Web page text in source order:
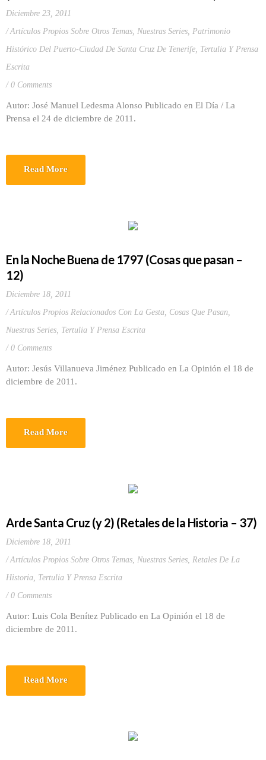
Diciembre 23, 2011
Artículos Propios Sobre Otros Temas, Nuestras Series, Patrimonio
Histórico Del Puerto-Ciudad De Santa Cruz De Tenerife, Tertulia Y Prensa
Escrita
0 Comments
Autor: José Manuel Ledesma Alonso Publicado en El Día / La
Prensa el 24 de diciembre de 2011.
Read More
En la Noche Buena de 1797 (Cosas que pasan –
12)
Diciembre 18, 2011
Artículos Propios Relacionados Con La Gesta, Cosas Que Pasan,
Nuestras Series, Tertulia Y Prensa Escrita
0 Comments
Autor: Jesús Villanueva Jiménez Publicado en La Opinión el 18 de
diciembre de 2011.
Read More
Arde Santa Cruz (y 2) (Retales de la Historia – 37)
Diciembre 18, 2011
Artículos Propios Sobre Otros Temas, Nuestras Series, Retales De La
Historia, Tertulia Y Prensa Escrita
0 Comments
Autor: Luis Cola Benítez Publicado en La Opinión el 18 de
diciembre de 2011.
Read More